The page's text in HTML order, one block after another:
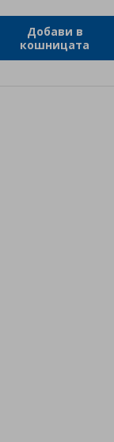
Добави в
кошницата